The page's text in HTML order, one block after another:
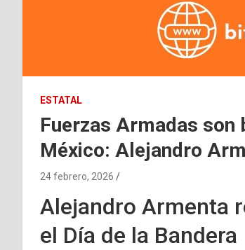
ESTATAL
Fuerzas Armadas son
México: Alejandro
24 febrero, 2026
Alejandro Armenta
el Día de la Bandera